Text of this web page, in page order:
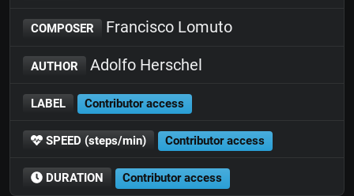
COMPOSER Francisco Lomuto
AUTHOR Adolfo Herschel
LABEL Contributor access
SPEED (steps/min) Contributor access
DURATION Contributor access